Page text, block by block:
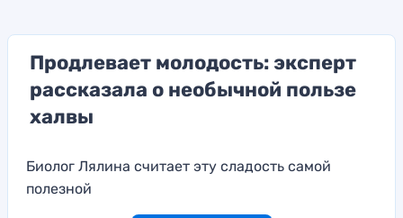
Продлевает молодость: эксперт
рассказала о необычной пользе
халвы
Биолог Лялина считает эту сладость самой
полезной